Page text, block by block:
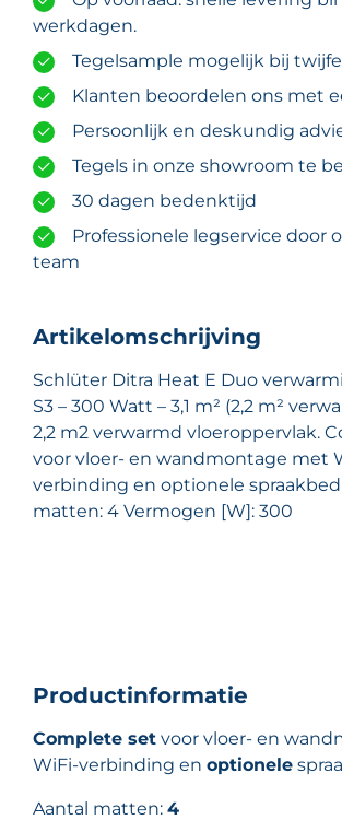
3,1
(2,2
m²
verwarmd)
Artikelomschrijving
Schlüter Ditra Heat E Duo
S3 – 300 Watt – 3,1 m² (2,2 m²
2,2 m2 verwarmd vloeroppervlak.
voor vloer- en wandmontage met
verbinding en optionele
matten: 4 Vermogen [W]: 300
Productinformatie
Complete set voor vloer- en
WiFi-verbinding en optionele
Aantal matten: 4
werkdagen.
Tegelsample mogelijk bij
Klanten beoordelen ons met
Persoonlijk en deskundig
Tegels in onze showroom te
30 dagen bedenktijd
Professionele legservice door
team